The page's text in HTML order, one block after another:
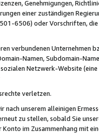
Genehmigungen,
einer zuständigen
6506) oder Vorschriften,
verbundenen Unternehmen
Namen, Subdomain-
Netzwerk-Website
verletzen.
nach unserem alleinigen
zu stellen, sobald Sie
im Zusammenhang mit